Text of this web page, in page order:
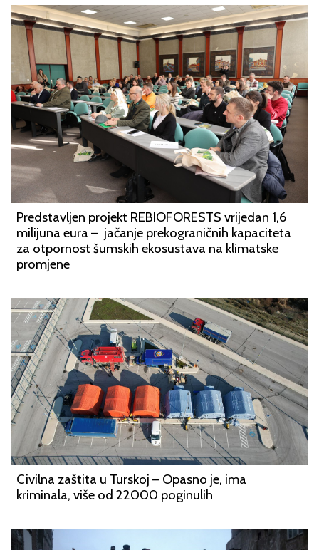
Predstavljen projekt REBIOFORESTS vrijedan 1,6
milijuna eura – jačanje prekograničnih kapaciteta
za otpornost šumskih ekosustava na klimatske
promjene
Civilna zaštita u Turskoj – Opasno je, ima
kriminala, više od 22000 poginulih